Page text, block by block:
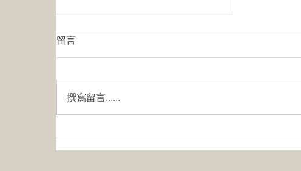
的流程指导
留言
撰寫留言......